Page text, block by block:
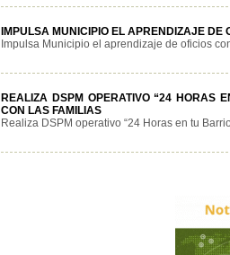
IMPULSA MUNICIPIO EL APRENDIZAJE
Impulsa Municipio el aprendizaje de oficios
REALIZA DSPM OPERATIVO “24 HORAS
CON LAS FAMILIAS
Realiza DSPM operativo “24 Horas en tu